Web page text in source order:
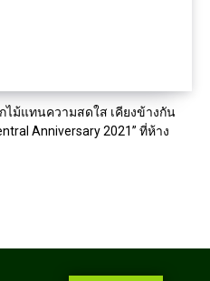
ไม้แทนความสดใส เคียงข้างกัน
Anniversary 2021” ที่ห้าง